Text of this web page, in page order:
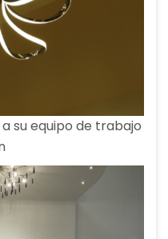
su equipo de trabajo